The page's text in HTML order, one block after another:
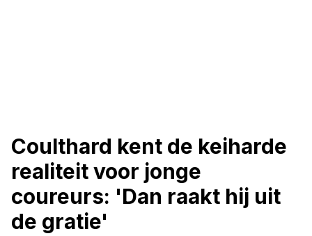
Coulthard kent de keiharde
realiteit voor jonge
coureurs: 'Dan raakt hij uit
de gratie'